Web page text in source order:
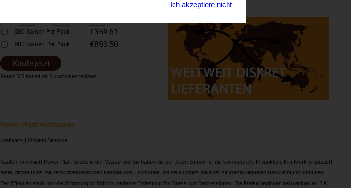
200 Samen Per Pack €359.61
500 Samen Per Pack €893.50
Kaufe jetzt
Rated 5/5 based on 5 customer reviews
Power Plant Hanfsamen
Kraftwerk | Original Sensible
Kaufen feminisiert Power Plant Seeds in der Masse und Sie haben die perfekten Samen für die kommerzielle Produktion. Kraftwerk produziert
feste, dichte Buds mit verschwenderischen Mengen von Trichomen, die die Nuggets mit einer sirupartig klebrigen Beschichtung umhüllten.
Der Effekt ist stark und die Stimmung ist fröhlich, perfekte Entlastung für Stress und Depressionen. Die Preise beginnen bei weniger als 2 €
Ich akzeptiere nicht